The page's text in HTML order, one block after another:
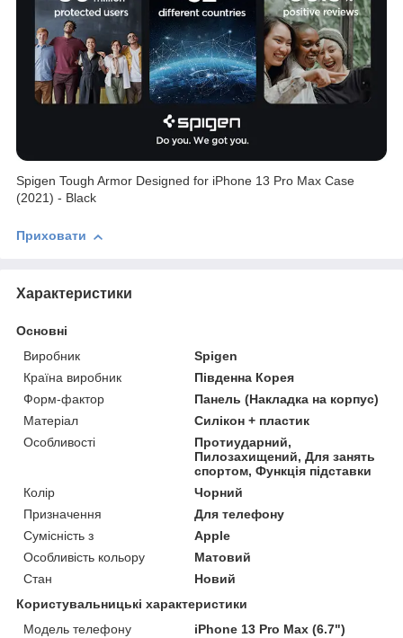
Spigen Tough Armor Designed for iPhone 13 Pro Max Case
(2021) - Black
Приховати
Характеристики
Основні
Виробник
Spigen
Країна виробник
Південна Корея
Форм-фактор
Панель (Накладка на корпус)
Матеріал
Силікон + пластик
Особливості
Протиударний,
Пилозахищений, Для занять
спортом, Функція підставки
Колір
Чорний
Призначення
Для телефону
Сумісність з
Apple
Особливість кольору
Матовий
Стан
Новий
Користувальницькі характеристики
Модель телефону
iPhone 13 Pro Max (6.7")